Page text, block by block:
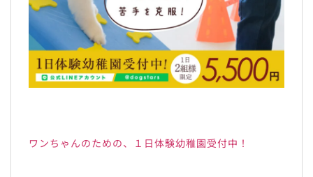
ワンちゃんのための、１日体験幼稚園受付中！